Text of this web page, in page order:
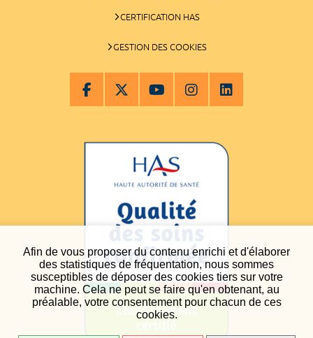
Afin de vous proposer du contenu enrichi et d'élaborer
des statistiques de fréquentation, nous sommes
susceptibles de déposer des cookies tiers sur votre
machine. Cela ne peut se faire qu'en obtenant, au
préalable, votre consentement pour chacun de ces
cookies.
CERTIFICATION HAS
GESTION DES COOKIES